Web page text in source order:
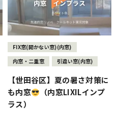
FIX窓(開かない窓)(内窓)
内窓・二重窓
引違い窓(内窓)
【世田谷区】夏の暑さ対策に
も内窓
（内窓LIXILインプ
ラス）